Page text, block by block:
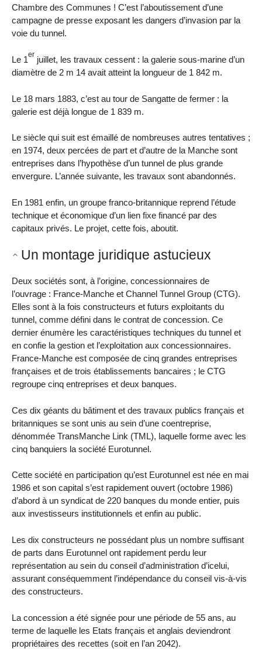
Chambre des Communes ! C’est l’aboutissement d’une
campagne de presse exposant les dangers d’invasion par la
voie du tunnel.
Le 1er juillet, les travaux cessent : la galerie sous-marine d’un
diamètre de 2 m 14 avait atteint la longueur de 1 842 m.
Le 18 mars 1883, c’est au tour de Sangatte de fermer : la
galerie est déjà longue de 1 839 m.
Le siècle qui suit est émaillé de nombreuses autres tentatives ;
en 1974, deux percées de part et d’autre de la Manche sont
entreprises dans l’hypothèse d’un tunnel de plus grande
envergure. L’année suivante, les travaux sont abandonnés.
En 1981 enfin, un groupe franco-britannique reprend l’étude
technique et économique d’un lien fixe financé par des
capitaux privés. Le projet, cette fois, aboutit.
Un montage juridique astucieux
Deux sociétés sont, à l’origine, concessionnaires de
l’ouvrage : France-Manche et Channel Tunnel Group (CTG).
Elles sont à la fois constructeurs et futurs exploitants du
tunnel, comme défini dans le contrat de concession. Ce
dernier énumère les caractéristiques techniques du tunnel et
en confie la gestion et l’exploitation aux concessionnaires.
France-Manche est composée de cinq grandes entreprises
françaises et de trois établissements bancaires ; le CTG
regroupe cinq entreprises et deux banques.
Ces dix géants du bâtiment et des travaux publics français et
britanniques se sont unis au sein d’une coentreprise,
dénommée TransManche Link (TML), laquelle forme avec les
cinq banquiers la société Eurotunnel.
Cette société en participation qu’est Eurotunnel est née en mai
1986 et son capital s’est rapidement ouvert (octobre 1986)
d’abord à un syndicat de 220 banques du monde entier, puis
aux investisseurs institutionnels et enfin au public.
Les dix constructeurs ne possédant plus un nombre suffisant
de parts dans Eurotunnel ont rapidement perdu leur
représentation au sein du conseil d’administration d’icelui,
assurant conséquemment l’indépendance du conseil vis-à-vis
des constructeurs.
La concession a été signée pour une période de 55 ans, au
terme de laquelle les Etats français et anglais deviendront
propriétaires des recettes (soit en l’an 2042).